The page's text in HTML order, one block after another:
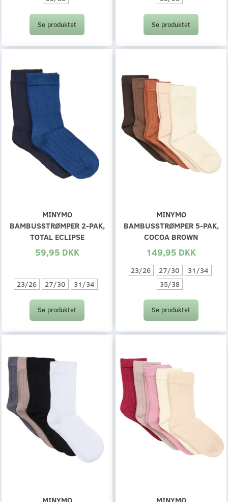
Se produktet Se produktet
MINYMO
BAMBUSSTRØMPER 2-PAK,
TOTAL ECLIPSE
59,95 DKK
23/26 27/30 31/34
Se produktet
MINYMO
BAMBUSSTRØMPER 5-PAK,
COCOA BROWN
149,95 DKK
23/26 27/30
31/34
35/38
Se produktet
MINYMO MINYMO